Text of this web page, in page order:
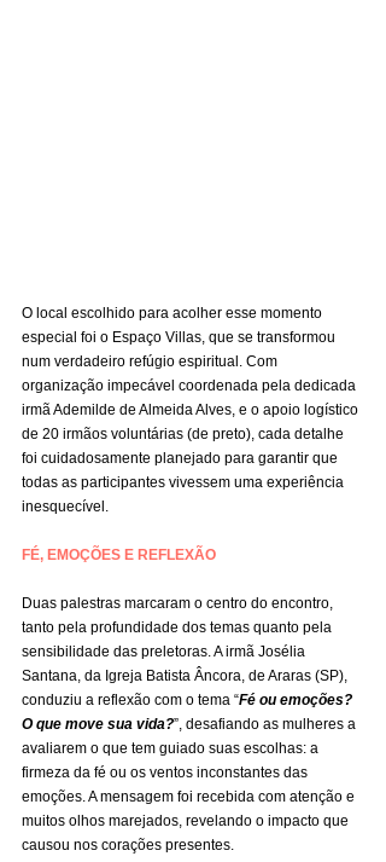
O local escolhido para acolher esse momento
especial foi o Espaço Villas, que se transformou
num verdadeiro refúgio espiritual. Com
organização impecável coordenada pela dedicada
irmã Ademilde de Almeida Alves, e o apoio logístico
de 20 irmãos voluntárias (de preto), cada detalhe
foi cuidadosamente planejado para garantir que
todas as participantes vivessem uma experiência
inesquecível.
FÉ, EMOÇÕES E REFLEXÃO
Duas palestras marcaram o centro do encontro,
tanto pela profundidade dos temas quanto pela
sensibilidade das preletoras. A irmã Josélia
Santana, da Igreja Batista Âncora, de Araras (SP),
conduziu a reflexão com o tema “Fé ou emoções?
O que move sua vida?”, desafiando as mulheres a
avaliarem o que tem guiado suas escolhas: a
firmeza da fé ou os ventos inconstantes das
emoções. A mensagem foi recebida com atenção e
muitos olhos marejados, revelando o impacto que
causou nos corações presentes.